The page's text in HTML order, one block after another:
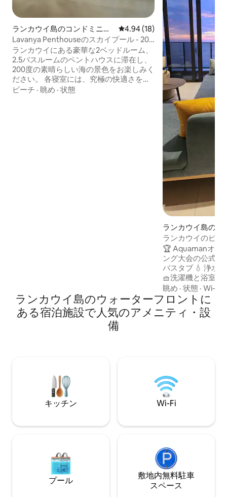
ランカウイ島のコンドミニア
ム
レビュー18件、5つ星中4.94つ
4.94 (18)
Lavanya Penthouseのスカイプール - 200
度の海の眺望
ランカウイにある豪華な2ベッドルーム、
2.5バスルームのペントハウスに滞在し、
200度の素晴らしい海の景色をお楽しみく
ださい。 各寝室には、究極の快適さを提
供するスーパーキングサイズのベッドが
ビーチ · 眺め · 状態
ランカウイ島のマ
パート
ランカウイのビー
ームのサンクチ
サー
🏆 Aquamanオー
ング大会の公式スポンサー
バスタブ 💧 浄水器：温水、冷水、常温水
🧺洗濯機と浴室乾燥機完備
ームに空気清浄機 🌊 パノラマの海の眺め
で目覚める 🏊 アンダマン海に面したイン
フィニティ・プール 🧸 子どもたち
💪 最先端のフィット
眺め ·状態 ·Wi-Fi
ランカウイ島のウォーターフロントに
ある宿泊施設で人気のアメニティ・設
備
キッチン Wi-Fi
プール
敷地内無料駐⁠車
ス⁠ペ⁠ー⁠ス